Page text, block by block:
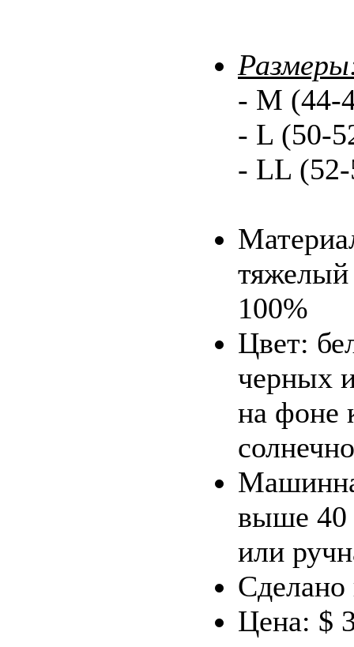
- M (44-
- L (50-
- LL
100%
Цвет:
черных
на фоне
выше 40
или
Цена: $